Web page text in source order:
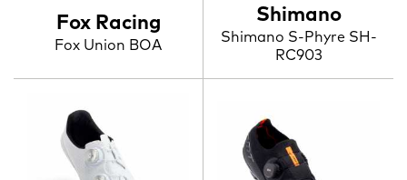
Fox Racing
Fox Union BOA
Shimano
Shimano S-Phyre SH-
RC903